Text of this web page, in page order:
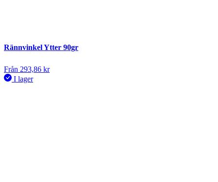
Rännvinkel Ytter 90gr
Från 293,86 kr
I lager